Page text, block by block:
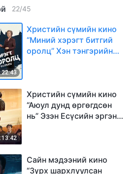
22/45
Христийн сүмийн кино
“Миний хэрэгт битгий
оролц” Хэн тэнгэрийн
Христийн сүмийн кино
“Аюул дунд өргөгдсөн
нь” Эзэн Есүсийн эргэн
Сайн мэдээний кино
“Зүрх шархлуулсан